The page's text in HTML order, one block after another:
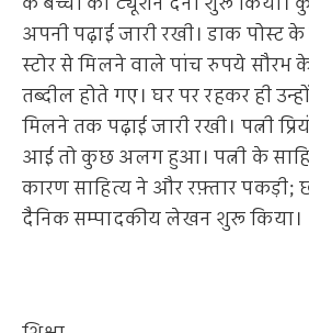
अपनी पढ़ाई जारी रखी। डाक पोस्ट
स्टोर से मिलने वाले पांच रुपये सौरभ
तब्दील होते गए। घर पर रहकर ही
मिलने तक पढ़ाई जारी रखी। पत्नी
आई तो कुछ अलग हुआ। पत्नी के
कारण साहित्य ने और रफ़्तार
दैनिक सम्पादकीय लेखन शुरू किया।